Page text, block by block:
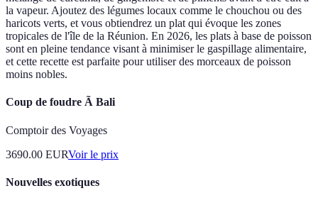
la vapeur. Ajoutez des légumes locaux comme le chouchou ou des
haricots verts, et vous obtiendrez un plat qui évoque les zones
tropicales de l'île de la Réunion. En 2026, les plats à base de poisson
sont en pleine tendance visant à minimiser le gaspillage alimentaire,
et cette recette est parfaite pour utiliser des morceaux de poisson
moins nobles.
Coup de foudre Ã Bali
Comptoir des Voyages
3690.00 EURVoir le prix
Nouvelles exotiques